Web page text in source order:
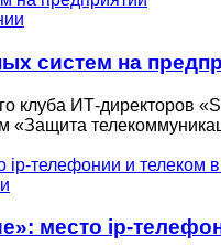
систем на
клуба ИТ-директоров
«Защита
место ip-